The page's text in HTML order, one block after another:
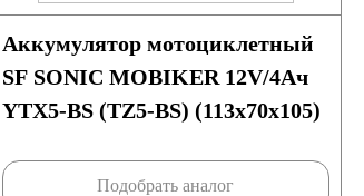
Аккумулятор мотоциклетный
SF SONIC MOBIKER 12V/4Ач
YTX5-BS (TZ5-BS) (113x70x105)
Подобрать аналог